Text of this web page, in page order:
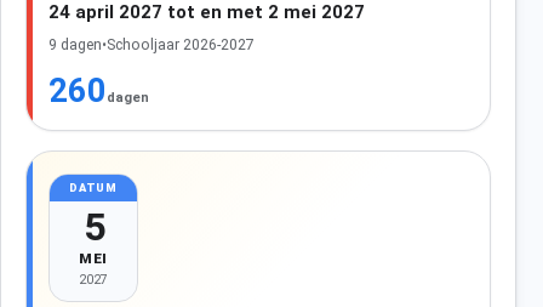
24 april 2027 tot en met 2 mei 2027
9 dagen•Schooljaar 2026-2027
260 dagen
DATUM
5
MEI
2027